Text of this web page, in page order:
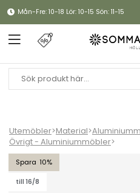
Mån-Fre: 10-18 Lör: 10-15 Sön: 11-15
Utemöbler>Material>
Övrigt - Aluminiummöbler>
10
till 16/8
Belfort serveringsvagn - svart